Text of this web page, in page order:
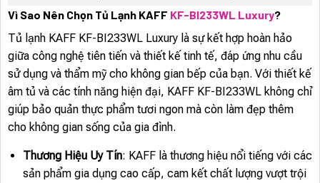
Vì Sao Nên Chọn Tủ Lạnh KAFF KF-BI233WL Luxury?
Tủ lạnh KAFF KF-BI233WL Luxury là sự kết hợp hoàn hảo
giữa công nghệ tiên tiến và thiết kế tinh tế, đáp ứng nhu cầu
sử dụng và thẩm mỹ cho không gian bếp của bạn. Với thiết kế
âm tủ và các tính năng hiện đại, KAFF KF-BI233WL không chỉ
giúp bảo quản thực phẩm tươi ngon mà còn làm đẹp thêm
cho không gian sống của gia đình.
Thương Hiệu Uy Tín: KAFF là thương hiệu nổi tiếng với các
sản phẩm gia dụng cao cấp, cam kết chất lượng vượt trội